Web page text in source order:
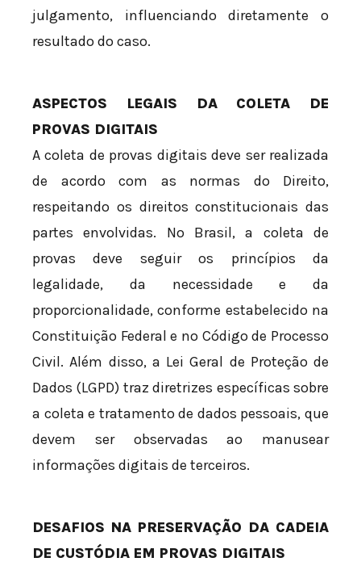
julgamento, influenciando diretamente o
resultado do caso.
ASPECTOS LEGAIS DA COLETA DE
PROVAS DIGITAIS
A coleta de provas digitais deve ser realizada
de acordo com as normas do Direito,
respeitando os direitos constitucionais das
partes envolvidas. No Brasil, a coleta de
provas deve seguir os princípios da
legalidade, da necessidade e da
proporcionalidade, conforme estabelecido na
Constituição Federal e no Código de Processo
Civil. Além disso, a Lei Geral de Proteção de
Dados (LGPD) traz diretrizes específicas sobre
a coleta e tratamento de dados pessoais, que
devem ser observadas ao manusear
informações digitais de terceiros.
DESAFIOS NA PRESERVAÇÃO DA CADEIA
DE CUSTÓDIA EM PROVAS DIGITAIS